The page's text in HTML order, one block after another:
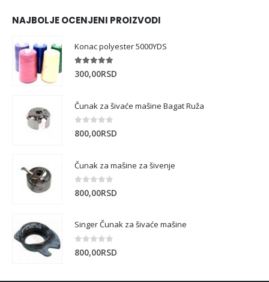
NAJBOLJE OCENJENI PROIZVODI
Konac polyester 5000YDS
5.00out of 5
300,00RSD
Čunak za šivaće mašine Bagat Ruža
0 out of 5
800,00RSD
Čunak za mašine za šivenje
0 out of 5
800,00RSD
Singer Čunak za šivaće mašine
0 out of 5
800,00RSD